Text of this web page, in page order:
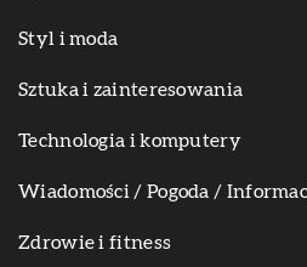
Styl i moda
Sztuka i zainteresowania
Technologia i komputery
Wiadomości / Pogoda /
Zdrowie i fitness